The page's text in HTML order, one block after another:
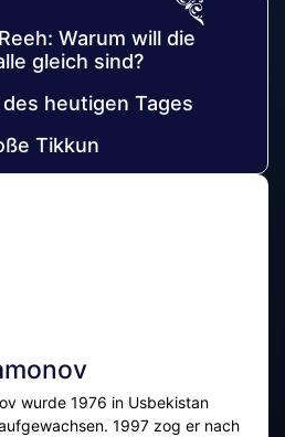
Warum will die
gleich sind?
des heutigen Tages
Tikkun
wurde 1976 in Usbekistan
1997 zog er nach